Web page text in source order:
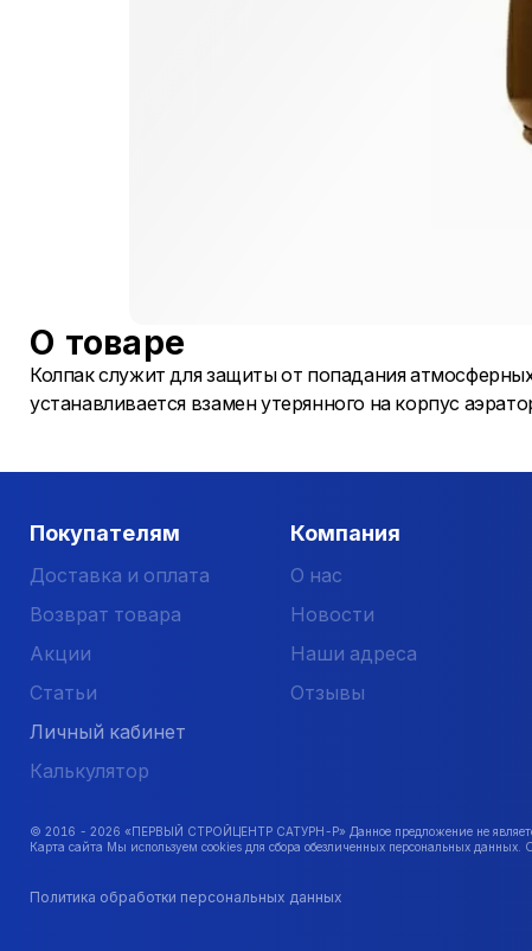
О товаре
Колпак служит для защиты от попадания
устанавливается взамен утерянного на корпус
Покупателям
Доставка и оплата
Возврат товара
Акции
Статьи
Личный кабинет
Калькулятор
Компания
О нас
Новости
Наши адреса
Отзывы
© 2016 - 2026 «ПЕРВЫЙ СТРОЙЦЕНТР САТУРН-Р» Данное предложение не
Карта сайта Мы используем cookies для сбора обезличенных персональных
Политика обработки персональных данных